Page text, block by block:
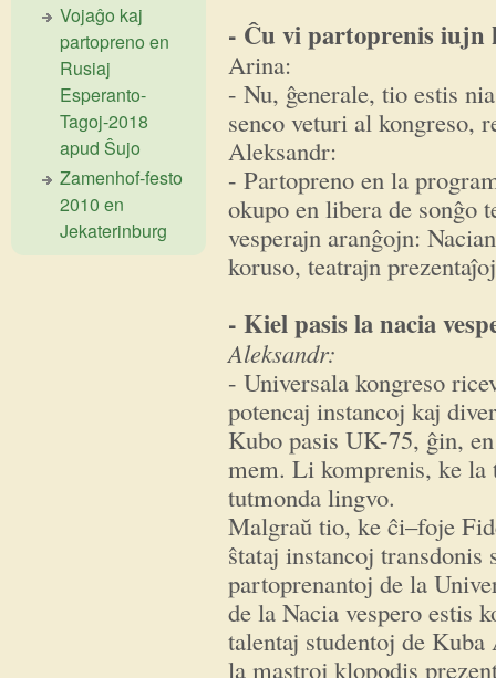
- Ĉu vi partoprenis iujn
Arina:
- Nu, ĝenerale, tio estis
senco veturi al kongreso,
Aleksandr:
- Partopreno en la
okupo en libera de
vesperajn aranĝojn:
koruso, teatrajn
- Kiel pasis la nacia
Aleksandr:
- Universala kongreso
potencaj instancoj kaj
Kubo pasis UK-75, ĝin,
mem. Li komprenis, ke la
tutmonda lingvo.
Malgraŭ tio, ke ĉi–foje
ŝtataj instancoj transdonis
partoprenantoj de la
de la Nacia vespero estis
talentaj studentoj de
la mastroj klopodis
Vojaĝo kaj
partopreno en
Rusiaj
Esperanto-
Tagoj-2018
apud Ŝujo
Zamenhof-festo
2010 en
Jekaterinburg